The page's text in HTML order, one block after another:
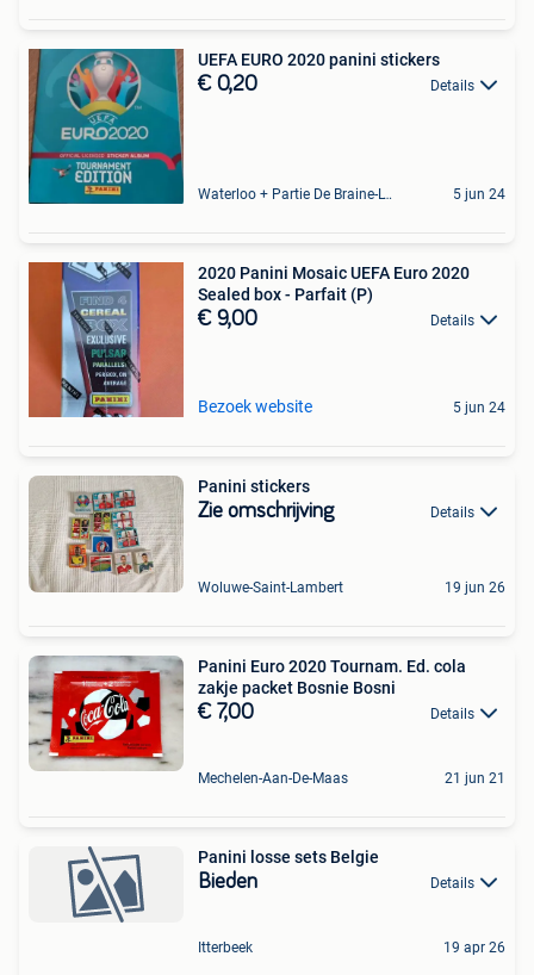
UEFA EURO 2020 panini stickers
€ 0,20 Details
Waterloo + Partie De Braine-L'Alleud, De Ohain 5 jun 24
2020 Panini Mosaic UEFA Euro 2020
Sealed box - Parfait (P)
€ 9,00 Details
Bezoek website 5 jun 24
Panini stickers
Zie omschrijving Details
Woluwe-Saint-Lambert 19 jun 26
Panini Euro 2020 Tournam. Ed. cola
zakje packet Bosnie Bosni
€ 7,00 Details
Mechelen-Aan-De-Maas 21 jun 21
Panini losse sets Belgie
Bieden Details
Itterbeek 19 apr 26